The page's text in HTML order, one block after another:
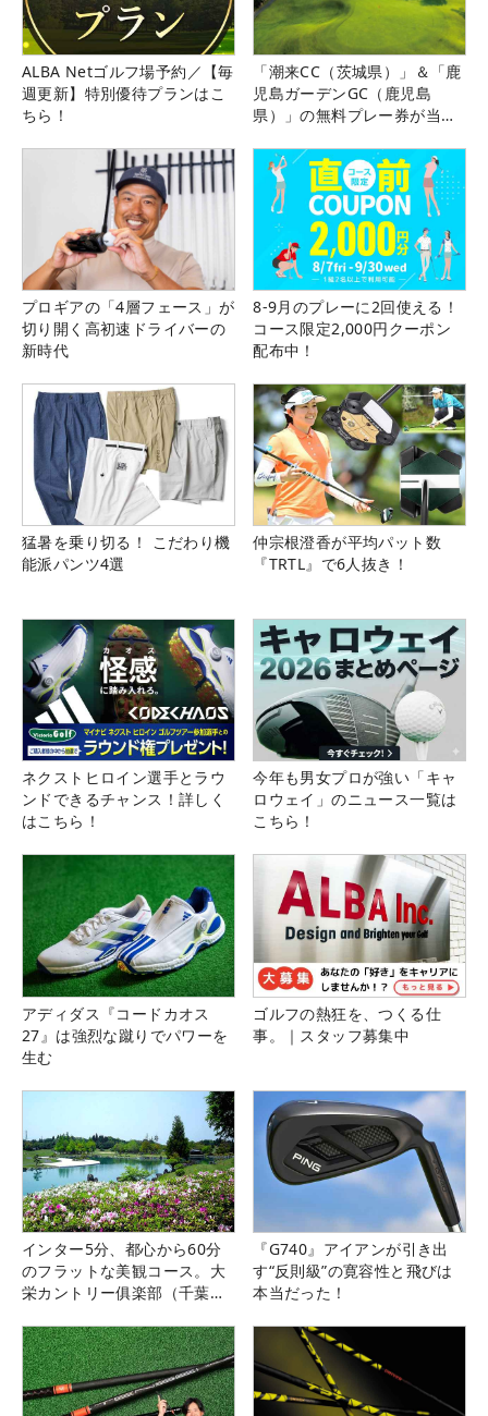
ALBA Netゴルフ場予約／【毎
週更新】特別優待プランはこ
ちら！
「潮来CC（茨城県）」＆「鹿
児島ガーデンGC（鹿児島
県）」の無料プレー券が当た
プロギアの「4層フェース」が
切り開く高初速ドライバーの
新時代
8-9月のプレーに2回使える！
コース限定2,000円クーポン
配布中！
猛暑を乗り切る！ こだわり機
能派パンツ4選
仲宗根澄香が平均パット数
『TRTL』で6人抜き！
ネクストヒロイン選手とラウ
ンドできるチャンス！詳しく
はこちら！
今年も男女プロが強い「キャ
ロウェイ」のニュース一覧は
こちら！
アディダス『コードカオス
27』は強烈な蹴りでパワーを
生む
ゴルフの熱狂を、つくる仕
事。｜スタッフ募集中
インター5分、都心から60分
のフラットな美観コース。大
栄カントリー俱楽部（千葉
『G740』アイアンが引き出
す“反則級”の寛容性と飛びは
本当だった！